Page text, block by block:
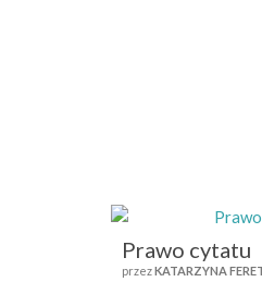
Prawo cytatu
przezKATARZYNA